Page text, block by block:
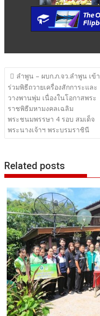
แนะแนว
เรื่อง
ลำพูน – ผบก.ภ.จว.ลำพูน เข้า
ร่วมพิธีถวายเครื่องสักการะและ
วางพานพุ่ม เนื่องในโอกาสพระ
ราชพิธีมหามงคลเฉลิม
พระชนมพรรษา 4 รอบ สมเด็จ
พระนางเจ้าฯ พระบรมราชินี
Related posts